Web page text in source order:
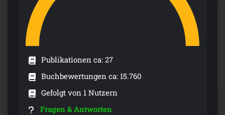
Publikationen ca: 27
Buchbewertungen ca: 15.760
Gefolgt von 1 Nutzern
Fragen & Antworten